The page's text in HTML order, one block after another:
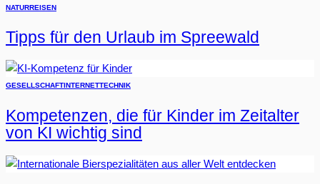
NATURREISEN
Tipps für den Urlaub im Spreewald
GESELLSCHAFTINTERNETTECHNIK
Kompetenzen, die für Kinder im Zeitalter
von KI wichtig sind